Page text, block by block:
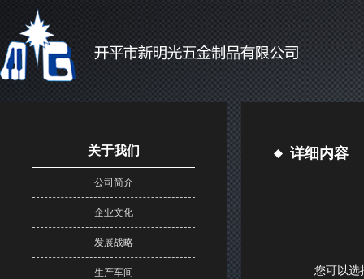
关于我们
公司简介
企业文化
发展战略
生产车间
详细内容
您可以选